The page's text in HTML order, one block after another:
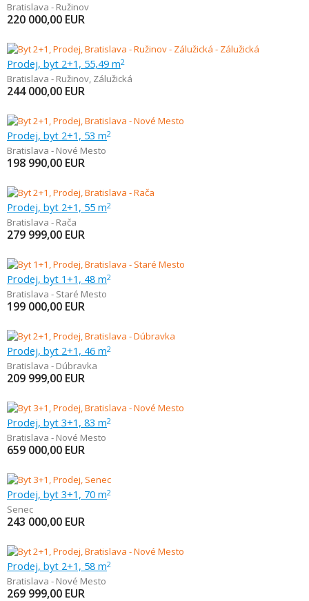
Bratislava - Ružinov
220 000,00 EUR
Prodej, byt 2+1, 55,49 m2
Bratislava - Ružinov, Zálužická
244 000,00 EUR
Prodej, byt 2+1, 53 m2
Bratislava - Nové Mesto
198 990,00 EUR
Prodej, byt 2+1, 55 m2
Bratislava - Rača
279 999,00 EUR
Prodej, byt 1+1, 48 m2
Bratislava - Staré Mesto
199 000,00 EUR
Prodej, byt 2+1, 46 m2
Bratislava - Dúbravka
209 999,00 EUR
Prodej, byt 3+1, 83 m2
Bratislava - Nové Mesto
659 000,00 EUR
Prodej, byt 3+1, 70 m2
Senec
243 000,00 EUR
Prodej, byt 2+1, 58 m2
Bratislava - Nové Mesto
269 999,00 EUR